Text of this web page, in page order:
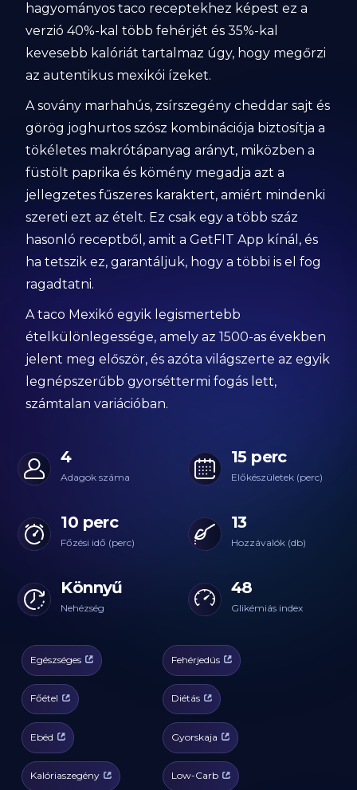
hagyományos taco receptekhez képest ez a
verzió 40%-kal több fehérjét és 35%-kal
kevesebb kalóriát tartalmaz úgy, hogy megőrzi
az autentikus mexikói ízeket.
A sovány marhahús, zsírszegény cheddar sajt és
görög joghurtos szósz kombinációja biztosítja a
tökéletes makrótápanyag arányt, miközben a
füstölt paprika és kömény megadja azt a
jellegzetes fűszeres karaktert, amiért mindenki
szereti ezt az ételt. Ez csak egy a több száz
hasonló receptből, amit a GetFIT App kínál, és
ha tetszik ez, garantáljuk, hogy a többi is el fog
ragadtatni.
A taco Mexikó egyik legismertebb
ételkülönlegessége, amely az 1500-as években
jelent meg először, és azóta világszerte az egyik
legnépszerűbb gyorséttermi fogás lett,
számtalan variációban.
4
Adagok száma
15 perc
Előkészületek (perc)
10 perc
Főzési idő (perc)
13
Hozzávalók (db)
Könnyű
Nehézség
48
Glikémiás index
Egészséges Fehérjedús
Főétel Diétás
Ebéd Gyorskaja
Kalóriaszegény Low-Carb